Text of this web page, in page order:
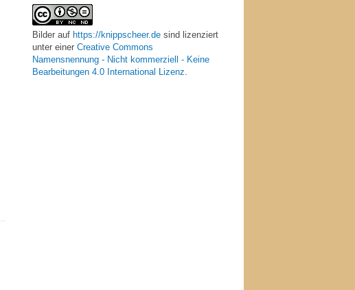
Bilder auf https://knippscheer.de sind lizenziert
unter einer Creative Commons
Namensnennung - Nicht kommerziell - Keine
Bearbeitungen 4.0 International Lizenz.